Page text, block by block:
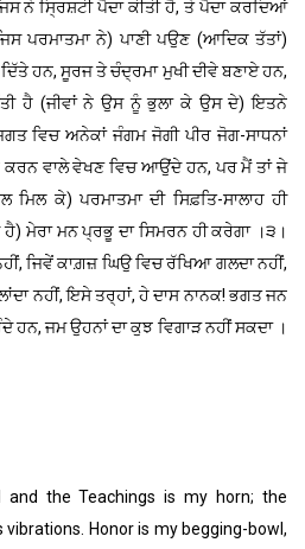
ਨੇ ਸ੍ਰਿਸ਼ਟੀ ਪੈਦਾ ਕੀਤੀ ਹੈ, ਤੇ ਪੈਦਾ ਕਰਦਿਆਂ
ਪਰਮਾਤਮਾ ਨੇ) ਪਾਣੀ ਪਉਣ (ਆਦਿਕ ਤੱਤਾਂ)
ਹਨ, ਸੂਰਜ ਤੇ ਚੰਦ੍ਰਮਾ ਮੁਖੀ ਦੀਵੇ ਬਣਾਏ ਹਨ,
ਹੈ (ਜੀਵਾਂ ਨੇ ਉਸ ਨੂੰ ਭੁਲਾ ਕੇ ਉਸ ਦੇ) ਇਤਨੇ
ਵਿਚ ਅਨੇਕਾਂ ਜੰਗਮ ਜੋਗੀ ਪੀਰ ਜੋਗ-ਸਾਧਨਾਂ
ਵਾਲੇ ਵੇਖਣ ਵਿਚ ਆਉਂਦੇ ਹਨ, ਪਰ ਮੈਂ ਤਾਂ ਜੇ
ਮਿਲ ਕੇ) ਪਰਮਾਤਮਾ ਦੀ ਸਿਫ਼ਤਿ-ਸਾਲਾਹ ਹੀ
ਹੈ) ਮੇਰਾ ਮਨ ਪ੍ਰਭੂ ਦਾ ਸਿਮਰਨ ਹੀ ਕਰੇਗਾ ।੩।
ਜਿਵੇਂ ਕਾਗ਼ਜ਼ ਘਿਉ ਵਿਚ ਰੱਖਿਆ ਗਲਦਾ ਨਹੀਂ,
ਨਹੀਂ, ਇਸੇ ਤਰ੍ਹਾਂ, ਹੇ ਦਾਸ ਨਾਨਕ! ਭਗਤ ਜਨ
ਹਨ, ਜਮ ਉਹਨਾਂ ਦਾ ਕੁਝ ਵਿਗਾੜ ਨਹੀਂ ਸਕਦਾ ।
the Teachings is my horn; the
Honor is my begging-bowl,